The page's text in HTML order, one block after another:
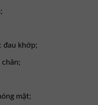
đau khớp;
mặt;